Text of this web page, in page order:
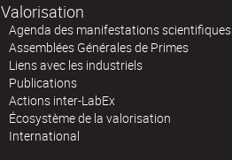
Valorisation
Agenda des manifestations scientifiques
Assemblées Générales de Primes
Liens avec les industriels
Publications
Actions inter-LabEx
Écosystème de la valorisation
International